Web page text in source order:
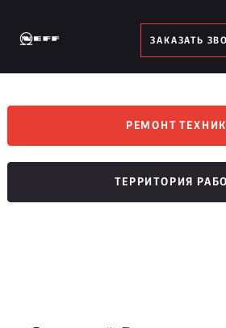
ЗАКАЗАТЬ
РЕМОНТ
ТЕРРИТОРИЯ